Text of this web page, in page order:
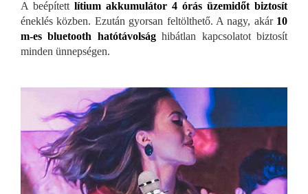
A beépített lítium akkumulátor 4 órás üzemidőt biztosít
éneklés közben. Ezután gyorsan feltölthető. A nagy, akár 10
m-es bluetooth hatótávolság hibátlan kapcsolatot biztosít
minden ünnepségen.